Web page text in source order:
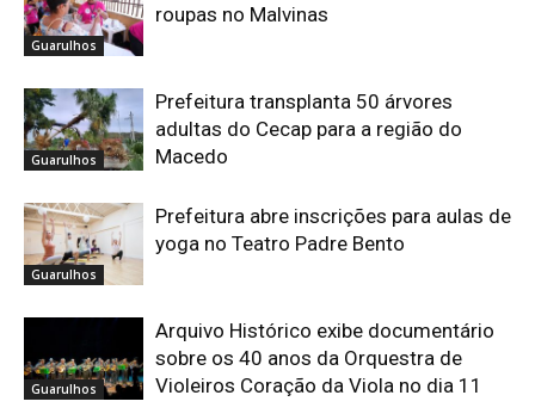
Guarulhos
roupas no Malvinas
Guarulhos
Prefeitura transplanta 50 árvores
adultas do Cecap para a região do
Macedo
Guarulhos
Prefeitura abre inscrições para aulas de
yoga no Teatro Padre Bento
Guarulhos
Arquivo Histórico exibe documentário
sobre os 40 anos da Orquestra de
Violeiros Coração da Viola no dia 11